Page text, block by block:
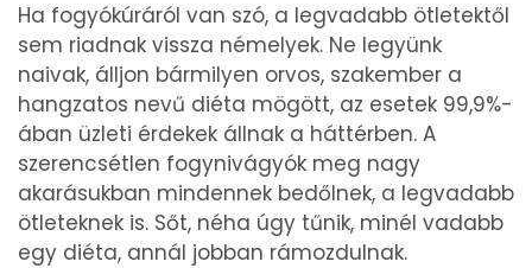
Ha fogyókúráról van szó, a legvadabb ötletektől
sem riadnak vissza némelyek. Ne legyünk
naivak, álljon bármilyen orvos, szakember a
hangzatos nevű diéta mögött, az esetek 99,9%-
ában üzleti érdekek állnak a háttérben. A
szerencsétlen fogynivágyók meg nagy
akarásukban mindennek bedőlnek, a legvadabb
ötleteknek is. Sőt, néha úgy tűnik, minél vadabb
egy diéta, annál jobban rámozdulnak.